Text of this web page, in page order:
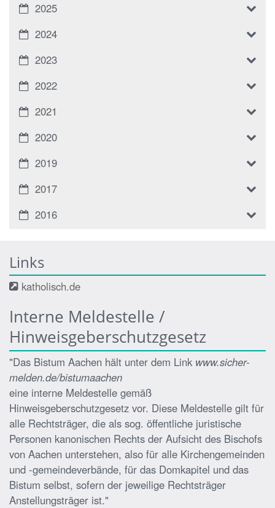
2025
2024
2023
2022
2021
2020
2019
2017
2016
Links
katholisch.de
Interne Meldestelle /
Hinweisgeberschutzgesetz
"Das Bistum Aachen hält unter dem Link www.sicher-
melden.de/bistumaachen
eine interne Meldestelle gemäß
Hinweisgeberschutzgesetz vor. Diese Meldestelle gilt für
alle Rechtsträger, die als sog. öffentliche juristische
Personen kanonischen Rechts der Aufsicht des Bischofs
von Aachen unterstehen, also für alle Kirchengemeinden
und -gemeindeverbände, für das Domkapitel und das
Bistum selbst, sofern der jeweilige Rechtsträger
Anstellungsträger ist."